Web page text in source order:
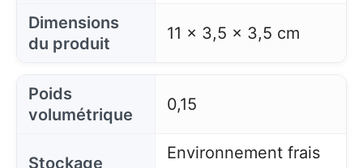
Dimensions
du produit
11 x 3,5 x 3,5 cm
Poids
volumétrique
0,15
Stockage
Environnement frais